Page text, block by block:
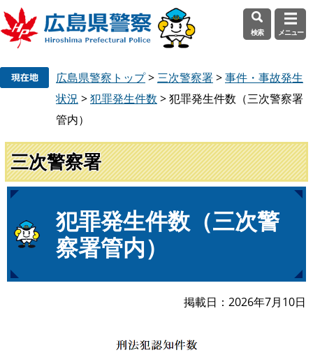
頭
で
す
。
飛
ば
し
て
検索 メニュー
広島県警察トップ>三次警察署>事件・事故発生
状況 >犯罪発生件数 >犯罪発生件数（三次警察署
管内）
三次警察署
文
犯罪発生件数（三次警
察署管内）
掲載日 2026年7月10日